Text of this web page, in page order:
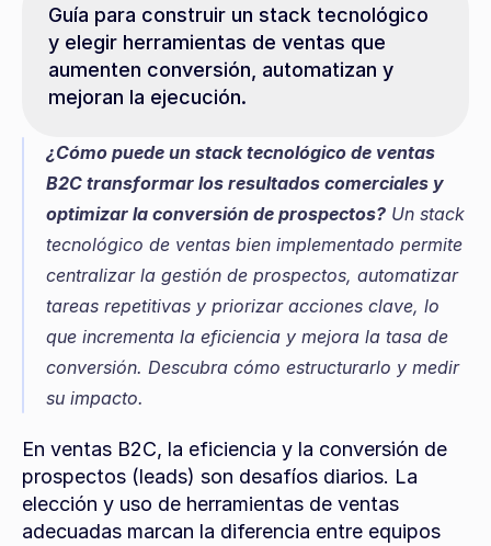
Guía para construir un stack tecnológico
y elegir herramientas de ventas que
aumenten conversión, automatizan y
mejoran la ejecución.
¿Cómo puede un stack tecnológico de ventas
B2C transformar los resultados comerciales y
optimizar la conversión de prospectos? Un stack
tecnológico de ventas bien implementado permite
centralizar la gestión de prospectos, automatizar
tareas repetitivas y priorizar acciones clave, lo
que incrementa la eficiencia y mejora la tasa de
conversión. Descubra cómo estructurarlo y medir
su impacto.
En ventas B2C, la eficiencia y la conversión de
prospectos (leads) son desafíos diarios. La
elección y uso de herramientas de ventas
adecuadas marcan la diferencia entre equipos